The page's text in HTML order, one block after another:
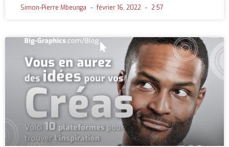
Simon-Pierre Mbeunga février 16, 2022 2:57